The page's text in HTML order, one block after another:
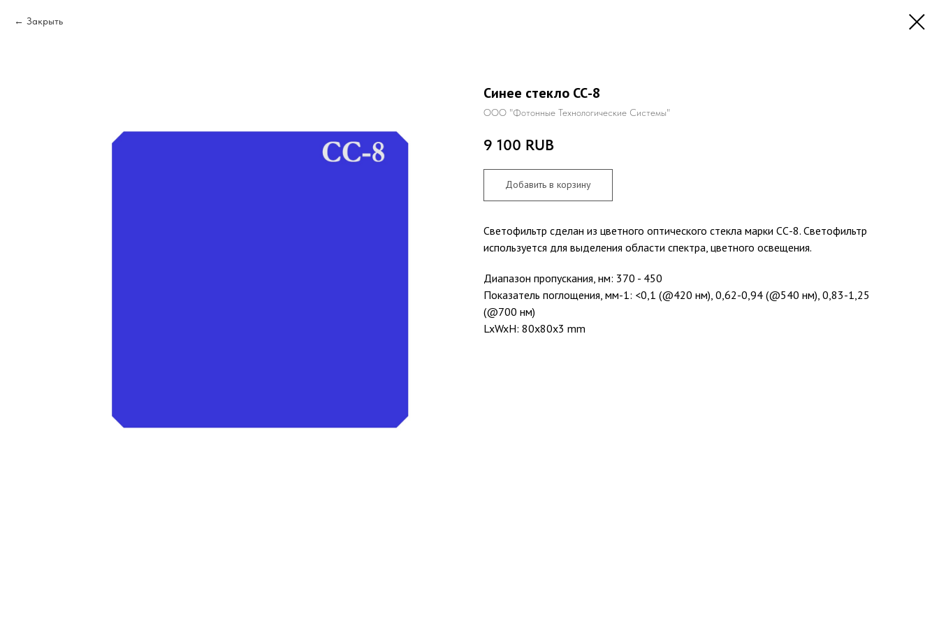
Закрыть
Синее стекло СС-8
ООО "Фотонные Технологические Системы"
9 100 RUB
Добавить в корзину
Светофильтр сделан из цветного оптического стекла марки СС-8. Светофильтр
используется для выделения области спектра, цветного освещения.
Диапазон пропускания, нм: 370 - 450
Показатель поглощения, мм-1: <0,1 (@420 нм), 0,62-0,94 (@540 нм), 0,83-1,25
(@700 нм)
LxWxH: 80x80x3 mm